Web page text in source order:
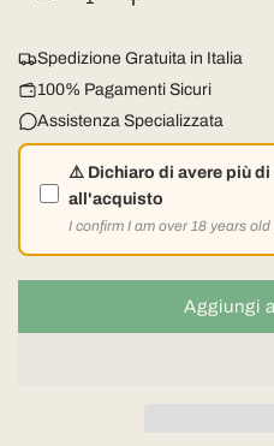
z
z
o
o
Spedizione Gratuita in Italia
100% Pagamenti Sicuri
Assistenza Specializzata
⚠️ Dichiaro di avere più di
all'acquisto
I confirm I am over 18 years
Aggiungi